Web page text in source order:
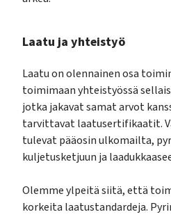
Laatu ja yhteistyö
Laatu on olennainen osa
toimimaan yhteistyössä
jotka jakavat samat arvot
tarvittavat laatusertifikaatit.
tulevat pääosin ulkomailta,
kuljetusketjuun ja
Olemme ylpeitä siitä, että
korkeita laatustandardeja.